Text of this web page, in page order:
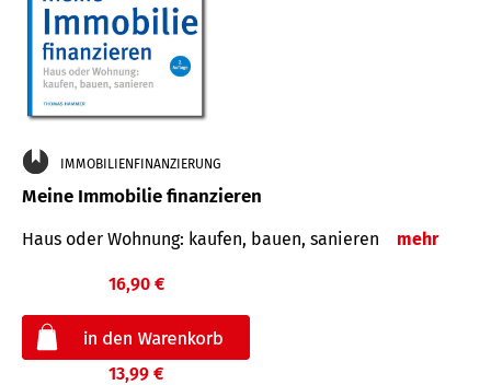
IMMOBILIENFINANZIERUNG
Meine Immobilie finanzieren
Haus oder Wohnung: kaufen, bauen, sanieren mehr
16,90 €
13,99 €